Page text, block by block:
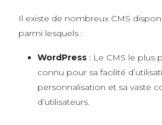
Il existe de nombreux CMS
parmi lesquels :
WordPress: Le CMS le plus
connu pour sa facilité
personnalisation et sa vaste
d’utilisateurs.